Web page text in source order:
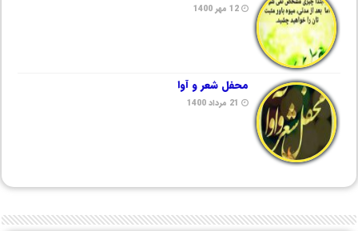
12 مهر 1400
محفل شعر و آوا
21 مرداد 1400